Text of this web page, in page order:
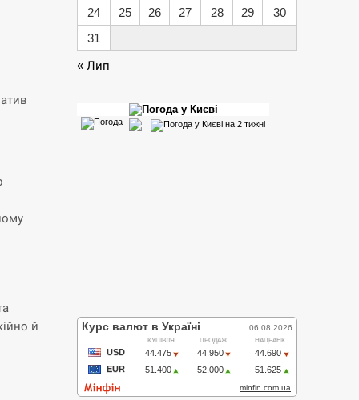
й
24
25 26 27 28 29
30
31
« Лип